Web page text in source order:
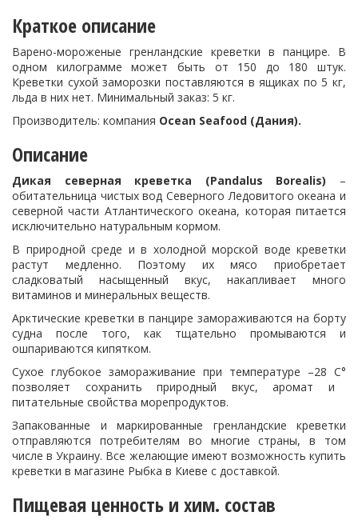
Краткое описание
Варено-мороженые гренландские креветки в панцире. В
одном килограмме может быть от 150 до 180 штук.
Креветки сухой заморозки поставляются в ящиках по 5 кг,
льда в них нет. Минимальный заказ: 5 кг.
Производитель: компания Ocean Seafood (Дания).
Описание
Дикая северная креветка (Pandalus Borealis) –
обитательница чистых вод Северного Ледовитого океана и
северной части Атлантического океана, которая питается
исключительно натуральным кормом.
В природной среде и в холодной морской воде креветки
растут медленно. Поэтому их мясо приобретает
сладковатый насыщенный вкус, накапливает много
витаминов и минеральных веществ.
Арктические креветки в панцире замораживаются на борту
судна после того, как тщательно промываются и
ошпариваются кипятком.
Сухое глубокое замораживание при температуре –28 С°
позволяет сохранить природный вкус, аромат и
питательные свойства морепродуктов.
Запакованные и маркированные гренландские креветки
отправляются потребителям во многие страны, в том
числе в Украину. Все желающие имеют возможность купить
креветки в магазине Рыбка в Киеве с доставкой.
Пищевая ценность и хим. состав